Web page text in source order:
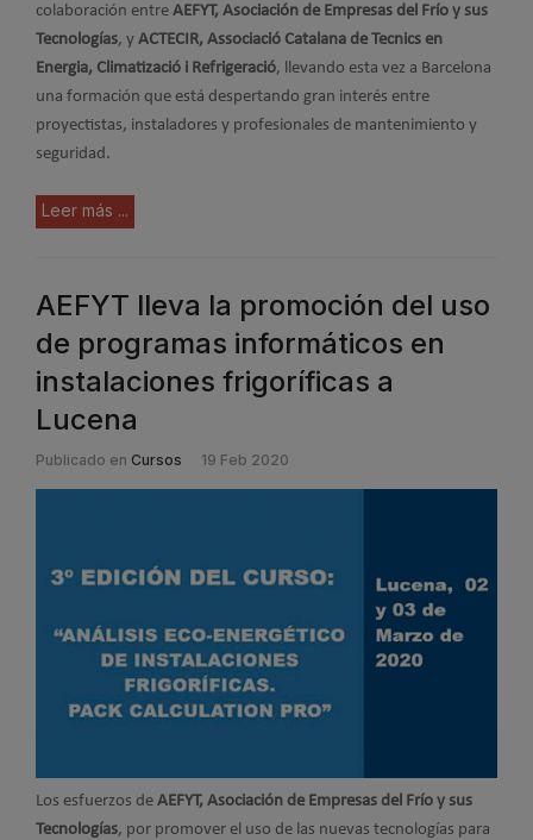
colaboración entre AEFYT, Asociación de Empresas del Frío y sus
Tecnologías, y ACTECIR, Associació Catalana de Tecnics en
Energia, Climatizació i Refrigeració, llevando esta vez a Barcelona
una formación que está despertando gran interés entre
proyectistas, instaladores y profesionales de mantenimiento y
seguridad.
Leer más ...
AEFYT lleva la promoción del uso
de programas informáticos en
instalaciones frigoríficas a
Lucena
Publicado en Cursos 19 Feb 2020
Los esfuerzos de AEFYT, Asociación de Empresas del Frío y sus
Tecnologías, por promover el uso de las nuevas tecnologías para